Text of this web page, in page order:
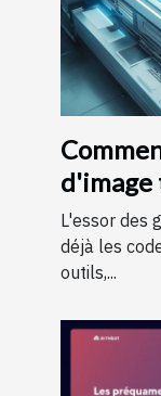
monde
L'essor des
déjà les
outils,...